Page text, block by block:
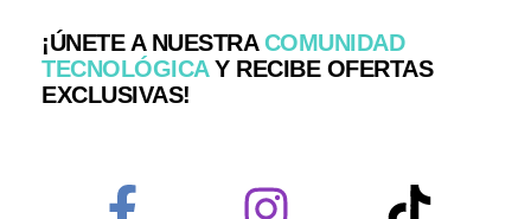
¡ÚNETE A NUESTRACOMUNIDAD
TECNOLÓGICAY RECIBE OFERTAS
EXCLUSIVAS!